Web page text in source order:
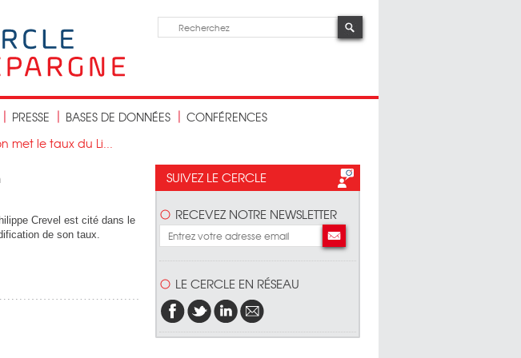
PRESSE BASES DE DONNÉES
CONFÉRENCES
met le taux du Li...
Crevel est cité dans le
de son taux.
SUIVEZ LE CERCLE
RECEVEZ NOTRE NEWSLETTER
LE CERCLE EN RÉSEAU